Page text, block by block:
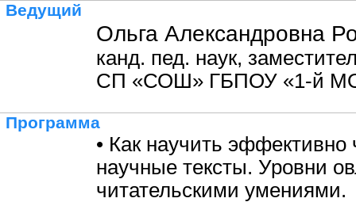
Ведущий
Ольга Александровна
канд. пед. наук,
СП «СОШ» ГБПОУ «1-й
Программа
• Как научить эффективно
научные тексты. Уровни
читательскими умениями.